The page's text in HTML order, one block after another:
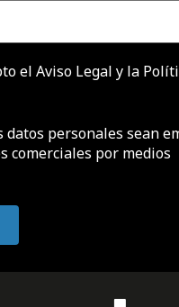
el Aviso Legal y la
datos personales sean
comerciales por medios